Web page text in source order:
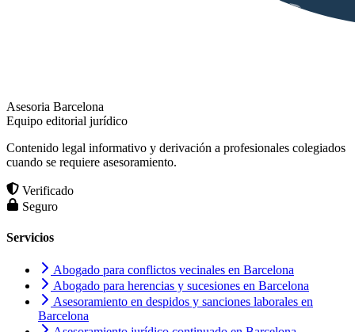
Asesoria Barcelona
Equipo editorial jurídico
Contenido legal informativo y derivación a profesionales colegiados
cuando se requiere asesoramiento.
Verificado
Seguro
Servicios
Abogado para conflictos vecinales en Barcelona
Abogado para herencias y sucesiones en Barcelona
Asesoramiento en despidos y sanciones laborales en
Barcelona